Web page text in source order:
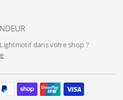
dans votre shop ?